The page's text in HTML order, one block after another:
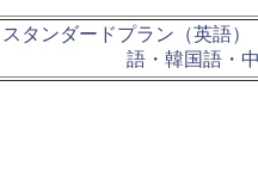
スタンダードプラン（英語
語・韓国語・